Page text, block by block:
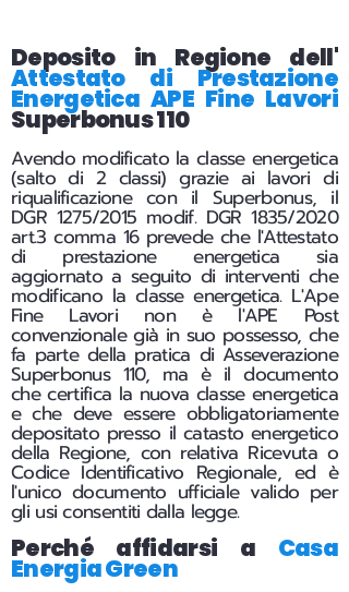
Deposito in Regione dell'
Attestato di Prestazione
Energetica APE Fine Lavori
Superbonus 110
Avendo modificato la classe energetica
(salto di 2 classi) grazie ai lavori di
riqualificazione con il Superbonus, il
DGR 1275/2015 modif. DGR 1835/2020
art.3 comma 16 prevede che l'Attestato
di prestazione energetica sia
aggiornato a seguito di interventi che
modificano la classe energetica. L'Ape
Fine Lavori non è l'APE Post
convenzionale già in suo possesso, che
fa parte della pratica di Asseverazione
Superbonus 110, ma è il documento
che certifica la nuova classe energetica
e che deve essere obbligatoriamente
depositato presso il catasto energetico
della Regione, con relativa Ricevuta o
Codice Identificativo Regionale, ed è
l'unico documento ufficiale valido per
gli usi consentiti dalla legge.
Perché affidarsi a Casa
Energia Green